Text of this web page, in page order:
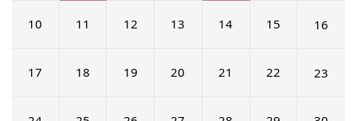
10 11 12 13 14 15 16
17 18 19 20 21 22 23